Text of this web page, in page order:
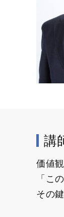
講
価値
「こ
その